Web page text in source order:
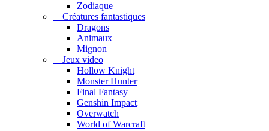
Zodiaque
Créatures fantastiques
Dragons
Animaux
Mignon
Jeux video
Hollow Knight
Monster Hunter
Final Fantasy
Genshin Impact
Overwatch
World of Warcraft